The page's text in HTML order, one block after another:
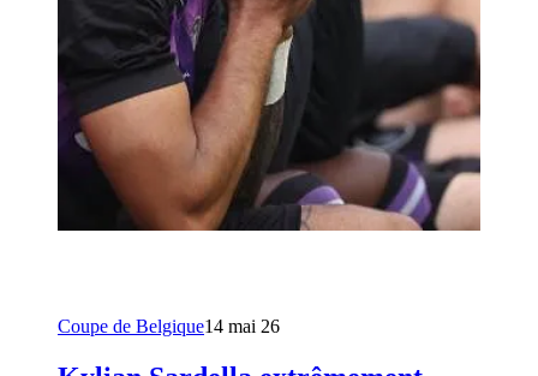
Coupe de Belgique14 mai 26